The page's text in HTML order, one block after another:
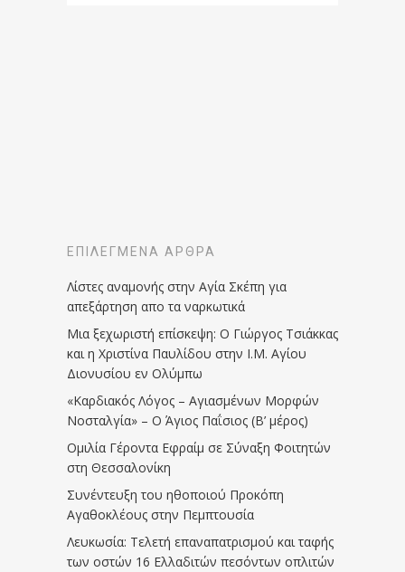
ΕΠΙΛΕΓΜΈΝΑ ΆΡΘΡΑ
Λίστες αναμονής στην Αγία Σκέπη για
απεξάρτηση απο τα ναρκωτικά
Μια ξεχωριστή επίσκεψη: Ο Γιώργος Τσιάκκας
και η Χριστίνα Παυλίδου στην Ι.Μ. Αγίου
Διονυσίου εν Ολύμπω
«Καρδιακός Λόγος – Αγιασμένων Μορφών
Νοσταλγία» – Ο Άγιος Παΐσιος (Β’ μέρος)
Ομιλία Γέροντα Εφραίμ σε Σύναξη Φοιτητών
στη Θεσσαλονίκη
Συνέντευξη του ηθοποιού Προκόπη
Αγαθοκλέους στην Πεμπτουσία
Λευκωσία: Τελετή επαναπατρισμού και ταφής
των οστών 16 Ελλαδιτών πεσόντων οπλιτών